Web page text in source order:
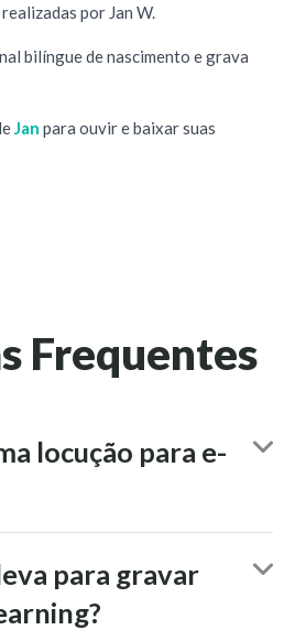
por Jan W.
bilíngue de nascimento e grava
Jan para ouvir e baixar suas
Frequentes
locução para e-
para gravar